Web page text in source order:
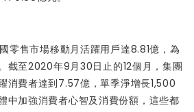
零售市場移動月活躍用戶達8.81億，為
截至2020年9月30日止的12個月，集團
消費者達到7.57億，單季淨增長1,500
中加強消費者心智及消費份額，這些都